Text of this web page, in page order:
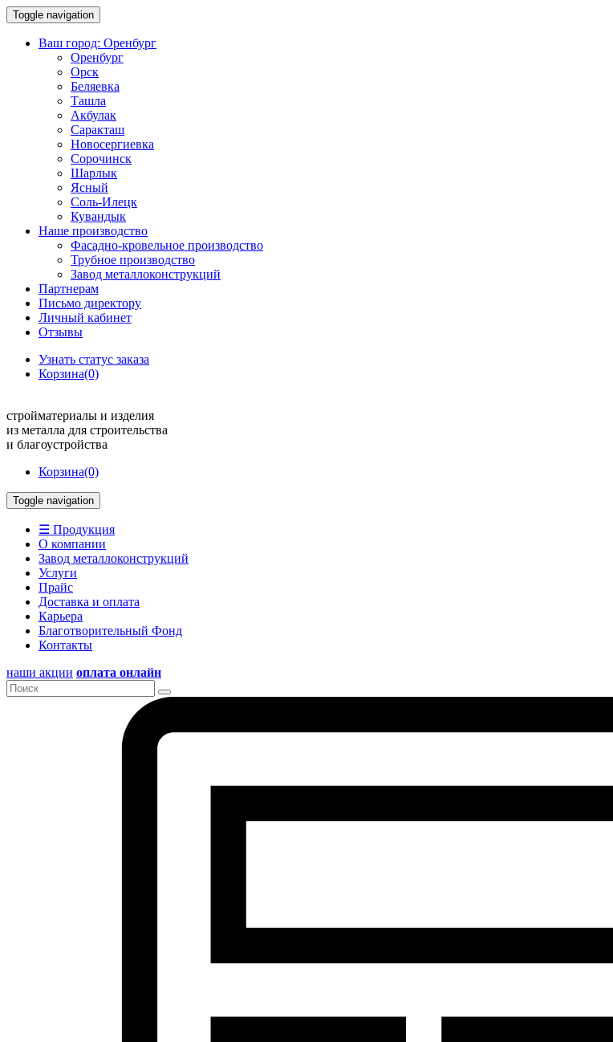
Toggle navigation
Ваш город: Оренбург
Оренбург
Орск
Беляевка
Ташла
Акбулак
Саракташ
Новосергиевка
Сорочинск
Шарлык
Ясный
Соль-Илецк
Кувандык
Наше производство
Фасадно-кровельное производство
Трубное производство
Завод металлоконструкций
Партнерам
Письмо директору
Личный кабинет
Отзывы
Узнать статус заказа
Корзина(0)
стройматериалы и изделия
из металла для строительства
и благоустройства
Корзина(0)
Toggle navigation
☰ Продукция
О компании
Завод металлоконструкций
Услуги
Прайс
Доставка и оплата
Карьера
Благотворительный Фонд
Контакты
наши акции оплата онлайн